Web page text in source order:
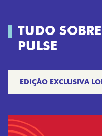
TUDO
PULSE
EDIÇÃO EXCLUSIVA